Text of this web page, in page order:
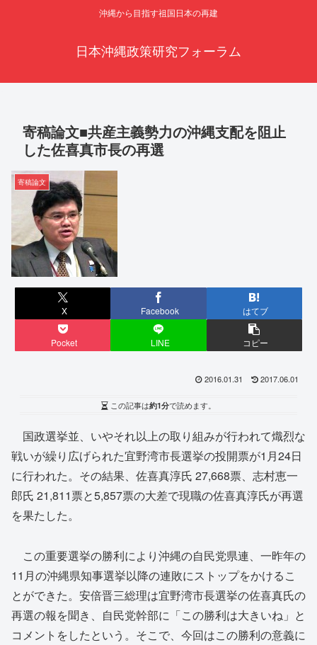
沖縄から目指す祖国日本の再建
日本沖縄政策研究フォーラム
寄稿論文■共産主義勢力の沖縄支配を阻止
した佐喜真市長の再選
寄稿論文
X Facebook はてブ
Pocket LINE コピー
2016.01.31 2017.06.01
この記事は約1分で読めます。
国政選挙並、いやそれ以上の取り組みが行われて熾烈な
戦いが繰り広げられた宜野湾市長選挙の投開票が1月24日
に行われた。その結果、佐喜真淳氏 27,668票、志村恵一
郎氏 21,811票と5,857票の大差で現職の佐喜真淳氏が再選
を果たした。
この重要選挙の勝利により沖縄の自民党県連、一昨年の
11月の沖縄県知事選挙以降の連敗にストップをかけるこ
とができた。安倍晋三総理は宜野湾市長選挙の佐喜真氏の
再選の報を聞き、自民党幹部に「この勝利は大きいね」と
コメントをしたという。そこで、今回はこの勝利の意義に